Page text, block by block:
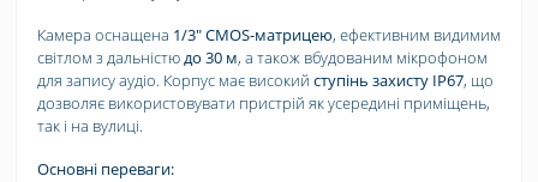
Камера оснащена 1/3" CMOS-матрицею, ефективним видимим
світлом з дальністюдо 30 м, а також вбудованим мікрофоном
для запису аудіо. Корпус має високий ступінь захисту IP67, що
дозволяє використовувати пристрій як усередині приміщень,
так і на вулиці.
Основні переваги: